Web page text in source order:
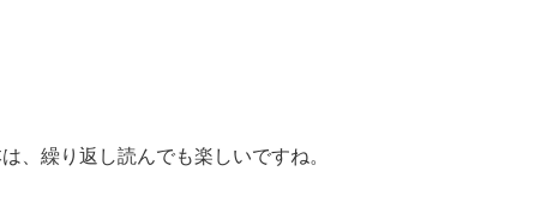
、繰り返し読んでも楽しいですね。